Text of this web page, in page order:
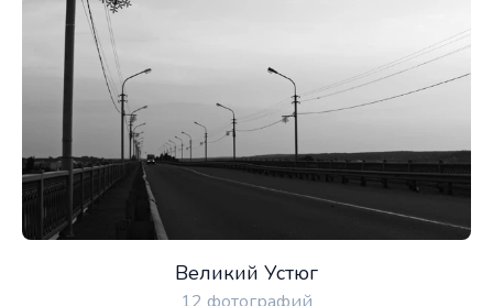
Великий Устюг